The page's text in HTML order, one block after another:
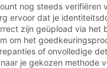
nog steeds verifiëren
ervoor dat je
zijn geüpload via het
om het
of onvolledige
je gekozen methode